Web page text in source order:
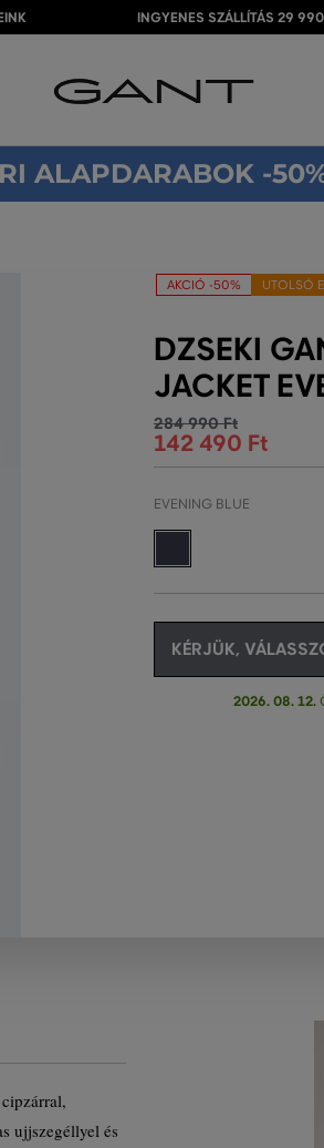
INGYENES SZÁLLÍTÁS 29
ALAPDARABOK -
AKCIÓ -50% UTOLSÓ
DZSEKI
JACKET
284 990 Ft
142 490 Ft
EVENING BLUE
KÉRJÜK,
2026. 08. 12.
ujjszegéllyel és